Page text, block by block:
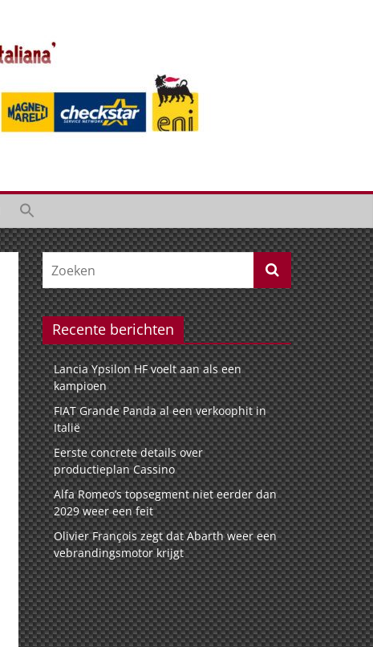
Recente berichten
Lancia Ypsilon HF voelt aan als een
kampioen
FIAT Grande Panda al een verkoophit in
Italië
Eerste concrete details over
productieplan Cassino
Alfa Romeo’s topsegment niet eerder dan
2029 weer een feit
Olivier François zegt dat Abarth weer een
vebrandingsmotor krijgt